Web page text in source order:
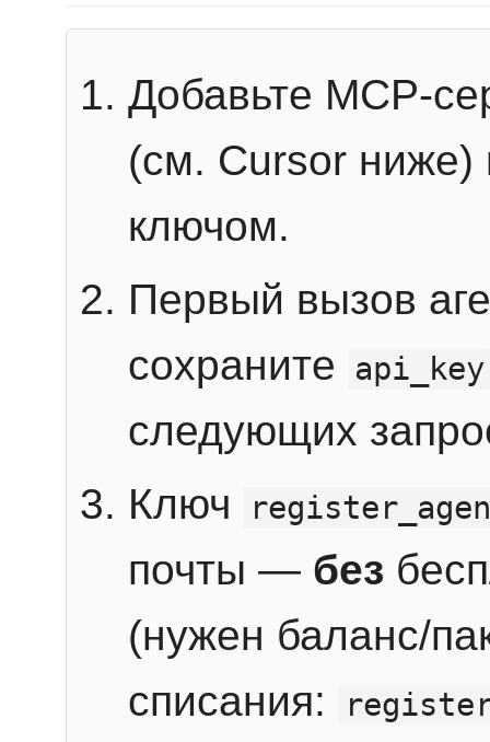
Добавьте MCP-
(см. Cursor ниже)
ключом.
Первый вызов
сохраните
api_key
следующих
Ключ
почты — без
(нужен баланс/
списания: